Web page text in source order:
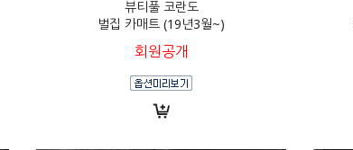
뷰티풀 코란도
벌집 카매트 (19년3월~)
회원공개